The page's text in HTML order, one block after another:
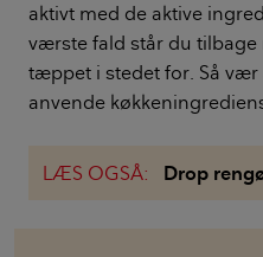
aktivt med de aktive
værste fald står du tilbage
tæppet i stedet for. Så
anvende
LÆS OGSÅ: Drop